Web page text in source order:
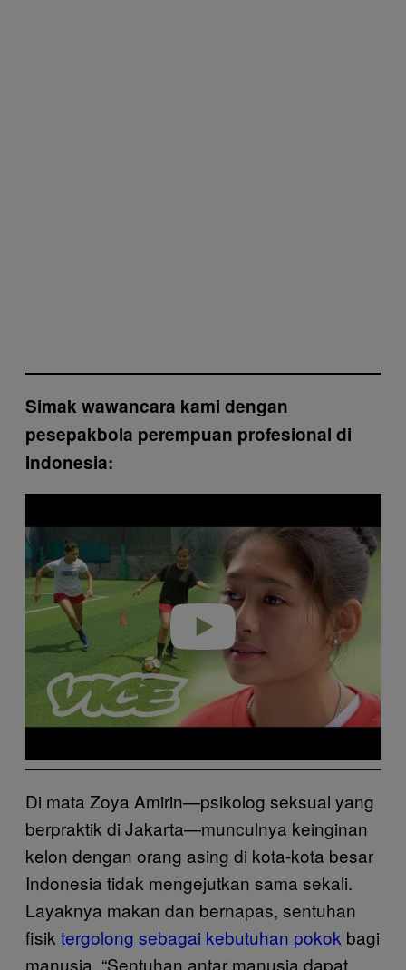
Simak wawancara kami dengan
pesepakbola perempuan profesional di
Indonesia:
a
y
d
e
o
Di mata Zoya Amirin—psikolog seksual yang
berpraktik di Jakarta—munculnya keinginan
kelon dengan orang asing di kota-kota besar
Indonesia tidak mengejutkan sama sekali.
Layaknya makan dan bernapas, sentuhan
fisik tergolong sebagai kebutuhan pokok bagi
manusia. “Sentuhan antar manusia dapat